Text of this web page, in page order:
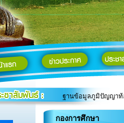
คู่มือสำหรับประชาชน
ตราสัญลักษณ์ท้องถิ่น
รายงาน ค่าฝุ่น PM
ฐานข้อมูลภูมิปัญญาท้
กองการศึกษา